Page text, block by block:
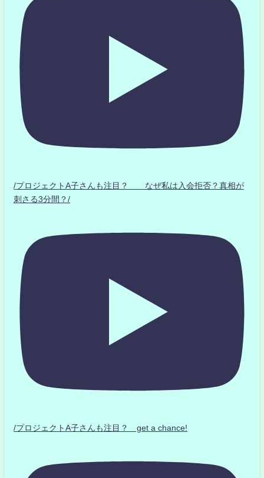
/プロジェクトA子さんも注目？ なぜ私は入会拒否？真相が
刺さる3分間？/
/プロジェクトA子さんも注目？ get a chance!